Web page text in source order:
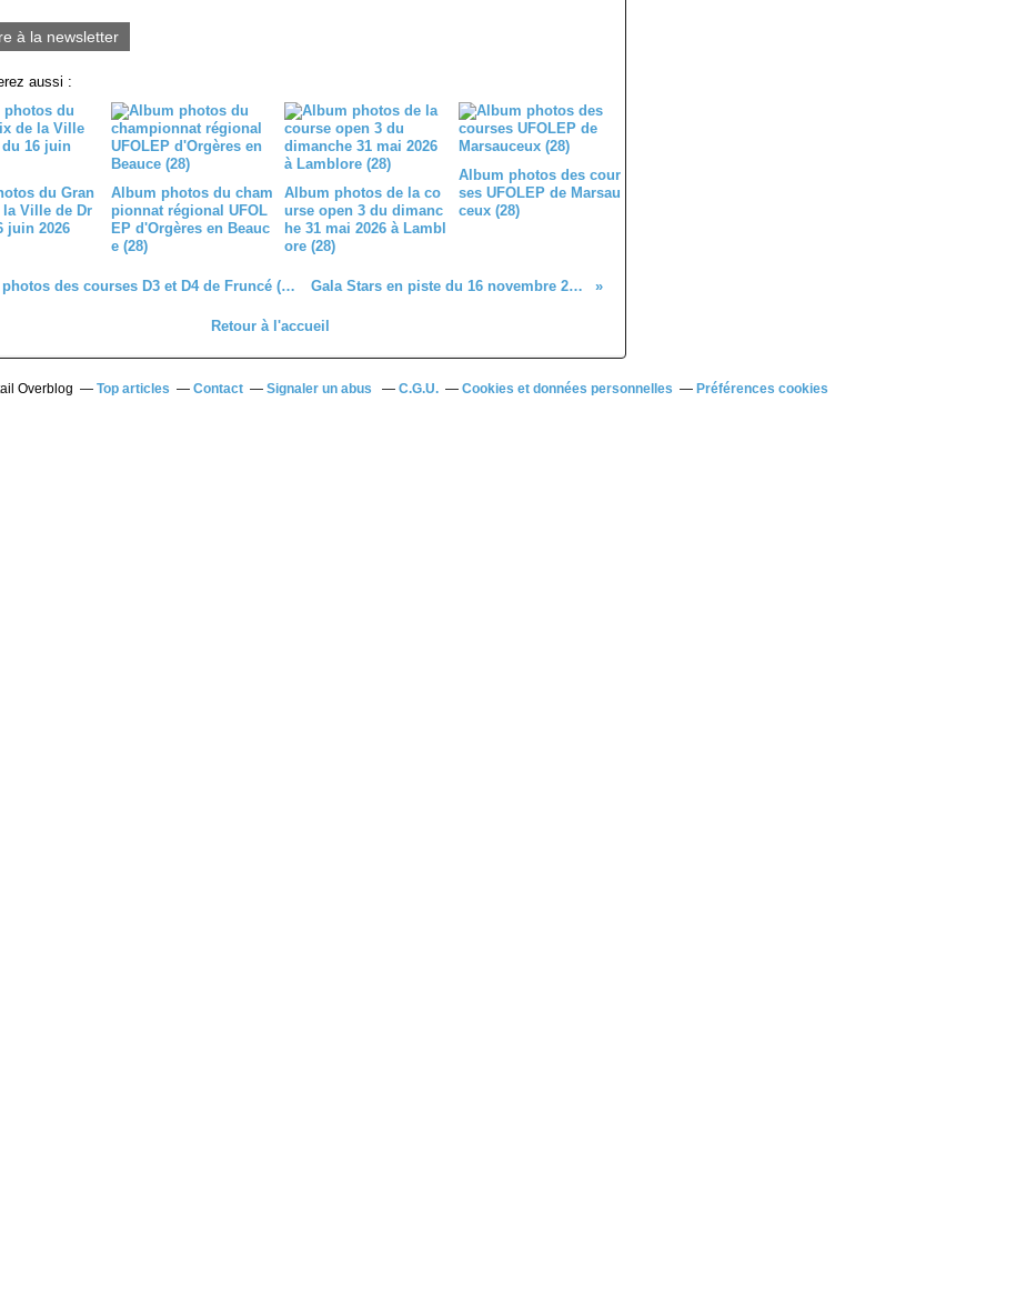
à la newsletter
aussi :
du Gran
Ville de Dr
juin 2026
Album photos du cham
pionnat régional UFOL
EP d'Orgères en Beauc
e (28)
Album photos de la co
urse open 3 du dimanc
he 31 mai 2026 à Lambl
ore (28)
Album photos des cour
ses UFOLEP de Marsau
ceux (28)
Album photos des courses D3 et D4 de Fruncé (28) Gala Stars en piste du 16 novembre 2019
Retour à l'accueil
Overblog Top articles Contact Signaler un abus C.G.U. Cookies et données personnelles Préférences cookies